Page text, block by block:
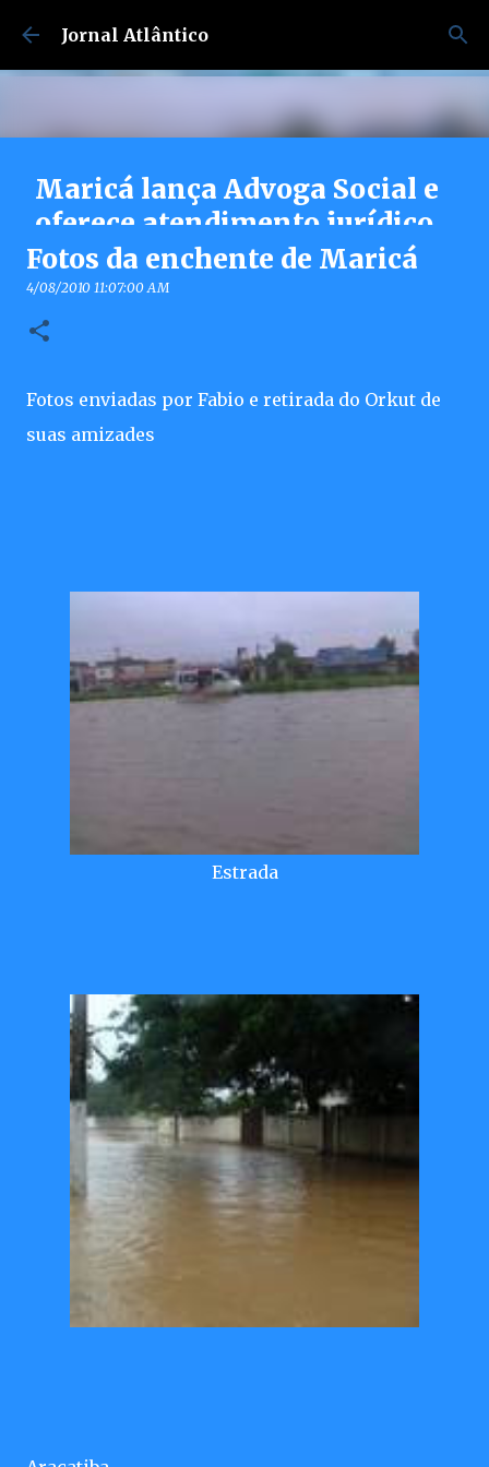
Pular para o conteúdo principal
Jornal Atlântico
Maricá lança Advoga Social e
oferece atendimento jurídico
gratuito e online 24h para
moradores
7/30/2026 04:53:00 PM
Fotos da enchente de Maricá
4/08/2010 11:07:00 AM
Fotos enviadas por Fabio e retirada do Orkut de
suas amizades
Estrada